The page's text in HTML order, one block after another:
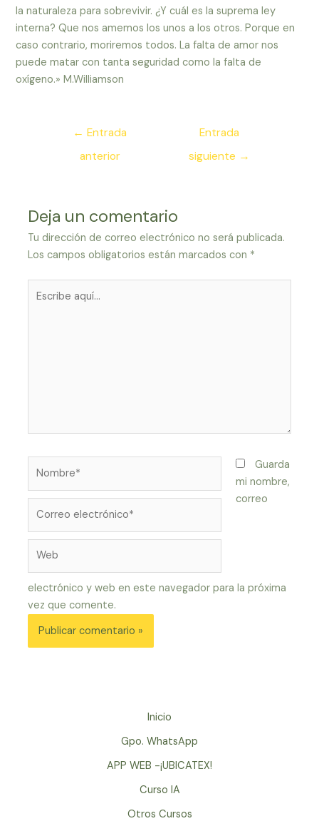
la naturaleza para sobrevivir. ¿Y cuál es la suprema ley
interna? Que nos amemos los unos a los otros. Porque en
caso contrario, moriremos todos. La falta de amor nos
puede matar con tanta seguridad como la falta de
oxígeno.» M.Williamson
Navegación
entradas
← Entrada
anterior
Entrada
siguiente →
Deja un comentario
Tu dirección de correo electrónico no será publicada.
Los campos obligatorios están marcados con *
aquí...
electrónico*
Guarda
mi nombre,
correo
electrónico y web en este navegador para la próxima
vez que comente.
Inicio
Gpo. WhatsApp
APP WEB -¡UBICATEX!
Curso IA
Otros Cursos